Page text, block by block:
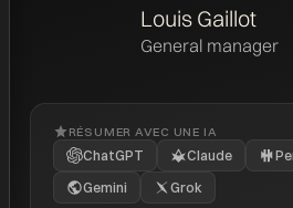
Louis Gaillot
General manager
RÉSUMER AVEC UNE IA
ChatGPT Claude
Gemini
Grok